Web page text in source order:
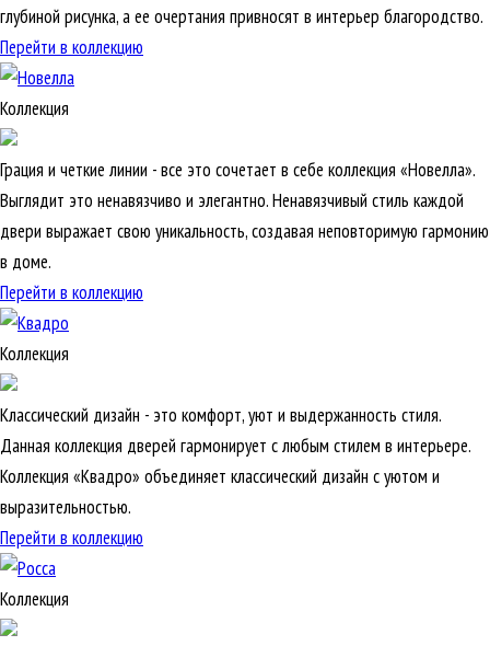
глубиной рисунка, а ее очертания привносят в интерьер благородство.
Перейти в коллекцию
Коллекция
Грация и четкие линии - все это сочетает в себе коллекция «Новелла».
Выглядит это ненавязчиво и элегантно. Ненавязчивый стиль каждой
двери выражает свою уникальность, создавая неповторимую гармонию
в доме.
Перейти в коллекцию
Коллекция
Классический дизайн - это комфорт, уют и выдержанность стиля.
Данная коллекция дверей гармонирует с любым стилем в интерьере.
Коллекция «Квадро» объединяет классический дизайн с уютом и
выразительностью.
Перейти в коллекцию
Коллекция